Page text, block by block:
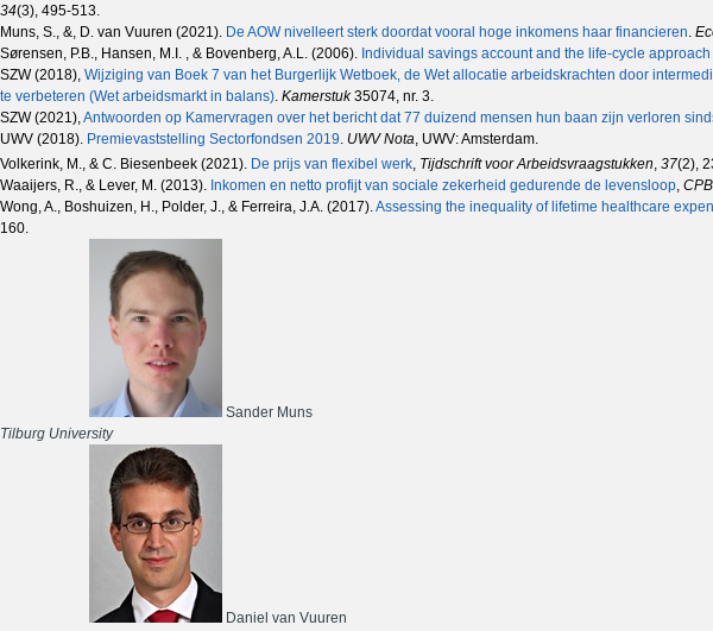
34(3), 495-513.
Muns, S., &, D. van Vuuren (2021). De AOW nivelleert sterk doordat vooral hoge inkomens haar financieren.
Sørensen, P.B., Hansen, M.I. , & Bovenberg, A.L. (2006). Individual savings account and the life-cycle
SZW (2018), Wijziging van Boek 7 van het Burgerlijk Wetboek, de Wet allocatie arbeidskrachten door
te verbeteren (Wet arbeidsmarkt in balans). Kamerstuk35074, nr. 3.
SZW (2021),Antwoorden op Kamervragen over het bericht dat 77 duizend mensen hun baan zijn verloren
UWV (2018). Premievaststelling Sectorfondsen 2019. UWV Nota, UWV: Amsterdam.
Volkerink, M., & C. Biesenbeek (2021). De prijs van flexibel werk, Tijdschrift voor Arbeidsvraagstukken, 37(2),
Waaijers, R., & Lever, M. (2013). Inkomen en netto profijt van sociale zekerheid gedurende de levensloop,
Wong, A., Boshuizen, H., Polder, J., & Ferreira, J.A. (2017).Assessing the inequality of lifetime healthcare
160.
Sander Muns
Tilburg University
Daniel van Vuuren